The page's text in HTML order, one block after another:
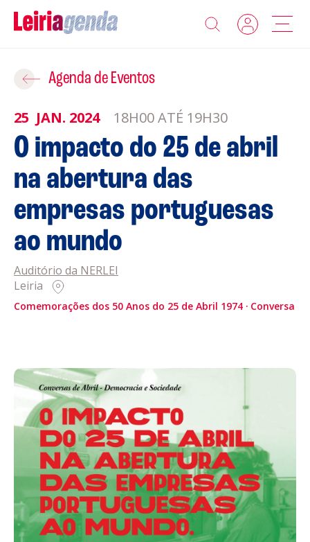
Agenda
Sobre a Leiriagenda
Promotores
Clubes Desportivos
Contactos
Informações
Política de Privacidade
Política de Cookies
CULTURA
DESPORTO
Agenda de Eventos
25 JAN. 2024 18H00 ATÉ 19H30
O impacto do 25 de abril
na abertura das
empresas portuguesas
ao mundo
Auditório da NERLEI
Leiria
Comemorações dos 50 Anos do 25 de Abril 1974 Conversa
Adicionar ao Roteiro
ROTEIROS EXISTENTES
CRIAR NOVO
Gravar